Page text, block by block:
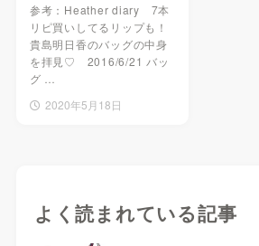
参考：Heather diary 7本
リピ買いしてるリップも！
貴島明日香のバッグの中身
を拝見♡ 2016/6/21 バッ
グ …
2020年5月18日
よく読まれている記事